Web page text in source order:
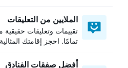
الملايين من التعليقات
تقييمات وتعليقات حقيقية
تمامًا. احجز إقامتك
أفضل صفقات الفنادق